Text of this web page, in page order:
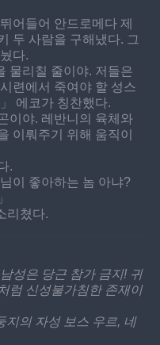
어들어 안드로메다 제
두 사람을 구해냈다. 그
다.
물리칠 줄이야. 저들은
련에서 죽여야 할 성스
에코가 칭찬했다.
이야. 레반니의 육체와
이뤄주기 위해 움직이
.
이 좋아하는 놈 아냐?
리쳤다.
성은 당근 참가 금지! 귀
럼 신성불가침한 존재이
지의 자성 보스 우르, 네